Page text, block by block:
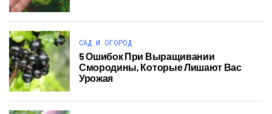
САД И ОГОРОД
5 Ошибок При Выращивании
Смородины, Которые Лишают Вас
Урожая